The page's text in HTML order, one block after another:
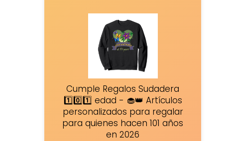
Cumple Regalos Sudadera
1️⃣0️⃣1️⃣ edad - 🧁👑 Artículos
personalizados para regalar
para quienes hacen 101 años
en 2026